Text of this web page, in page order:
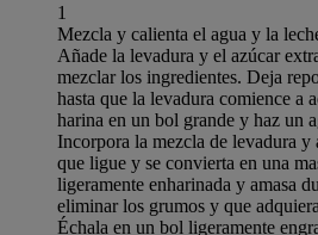
1
Mezcla y calienta el agua y la
Añade la levadura y el azúcar
mezclar los ingredientes. Deja
hasta que la levadura comience a
harina en un bol grande y haz un
Incorpora la mezcla de levadura y
que ligue y se convierta en una
ligeramente enharinada y amasa
eliminar los grumos y que
Échala en un bol ligeramente